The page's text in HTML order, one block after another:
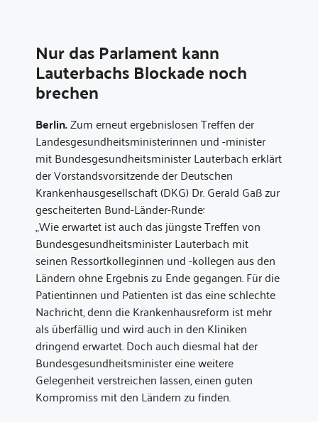
Nur das Parlament kann
Lauterbachs Blockade noch
brechen
Berlin.Zum erneut ergebnislosen Treffen der
Landesgesundheitsministerinnen und -minister
mit Bundesgesundheitsminister Lauterbach erklärt
der Vorstandsvorsitzende der Deutschen
Krankenhausgesellschaft (DKG) Dr. Gerald Gaß zur
gescheiterten Bund-Länder-Runde:
„Wie erwartet ist auch das jüngste Treffen von
Bundesgesundheitsminister Lauterbach mit
seinen Ressortkolleginnen und -kollegen aus den
Ländern ohne Ergebnis zu Ende gegangen. Für die
Patientinnen und Patienten ist das eine schlechte
Nachricht, denn die Krankenhausreform ist mehr
als überfällig und wird auch in den Kliniken
dringend erwartet. Doch auch diesmal hat der
Bundesgesundheitsminister eine weitere
Gelegenheit verstreichen lassen, einen guten
Kompromiss mit den Ländern zu finden.